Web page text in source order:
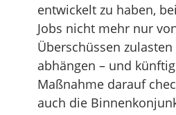
entwickelt zu haben,
Jobs nicht mehr nur
Überschüssen
abhängen – und
Maßnahme darauf
auch die